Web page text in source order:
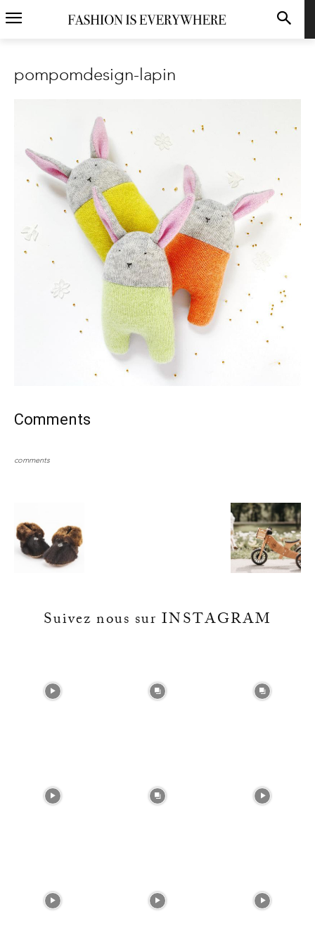
pompomdesign-lapin
Comments
comments
Suivez nous sur INSTAGRAM